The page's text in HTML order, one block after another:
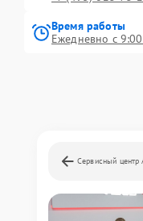
Время работы
Ежедневно с
Сервисный центр